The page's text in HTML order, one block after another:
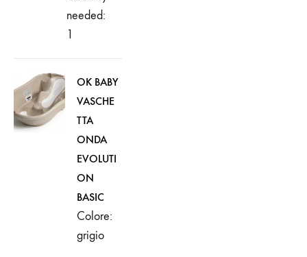
needed:
1
OK BABY
VASCHE
TTA
ONDA
EVOLUTI
ON
BASIC
Colore:
grigio